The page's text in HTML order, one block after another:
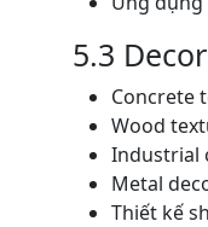
5.3
Concrete
Wood
Industrial
Metal
Thiết kế